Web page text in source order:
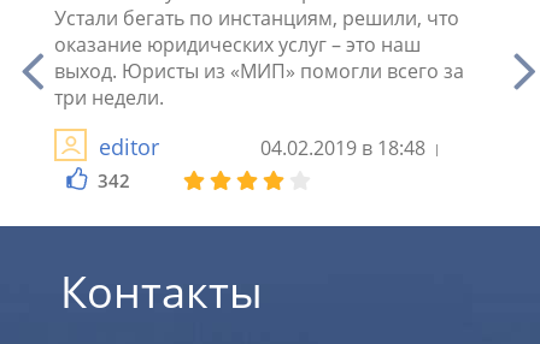
и
Устали бегать по инстанциям, решили, что
оказание юридических услуг – это наш
выход. Юристы из «МИП» помогли всего за
три недели.
editor 04.02.2019 в 18:48
342
Контакты